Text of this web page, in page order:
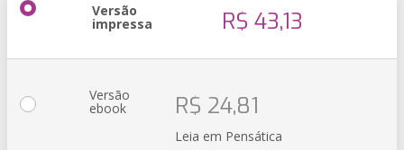
Versão
impressa R$ 43,13
Versão
ebook R$ 24,81
Leia em Pensática